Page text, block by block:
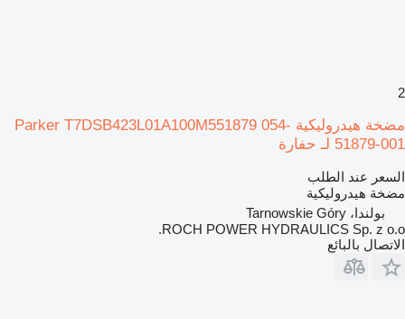
2
مضخة هيدروليكية Parker T7DSB423L01A100M551879 054-
51879-001 لـ حفارة
السعر عند الطلب
مضخة هيدروليكية
بولندا، Tarnowskie Góry
ROCH POWER HYDRAULICS Sp. z o.o.
الاتصال بالبائع